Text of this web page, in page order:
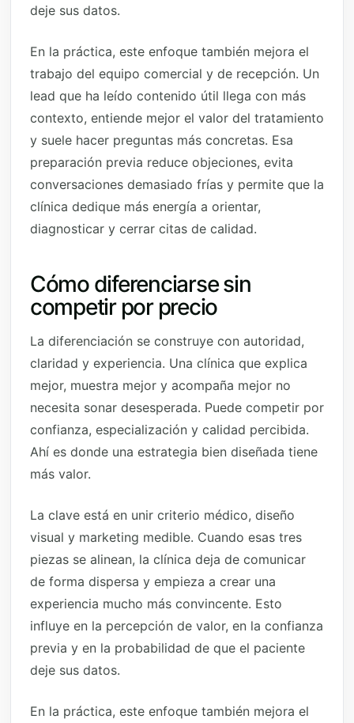
deje sus datos.
En la práctica, este enfoque también mejora el
trabajo del equipo comercial y de recepción. Un
lead que ha leído contenido útil llega con más
contexto, entiende mejor el valor del tratamiento
y suele hacer preguntas más concretas. Esa
preparación previa reduce objeciones, evita
conversaciones demasiado frías y permite que la
clínica dedique más energía a orientar,
diagnosticar y cerrar citas de calidad.
Cómo diferenciarse sin
competir por precio
La diferenciación se construye con autoridad,
claridad y experiencia. Una clínica que explica
mejor, muestra mejor y acompaña mejor no
necesita sonar desesperada. Puede competir por
confianza, especialización y calidad percibida.
Ahí es donde una estrategia bien diseñada tiene
más valor.
La clave está en unir criterio médico, diseño
visual y marketing medible. Cuando esas tres
piezas se alinean, la clínica deja de comunicar
de forma dispersa y empieza a crear una
experiencia mucho más convincente. Esto
influye en la percepción de valor, en la confianza
previa y en la probabilidad de que el paciente
deje sus datos.
En la práctica, este enfoque también mejora el